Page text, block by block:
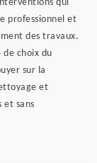
qui
professionnel et
des travaux.
choix du
sur la
et
et sans